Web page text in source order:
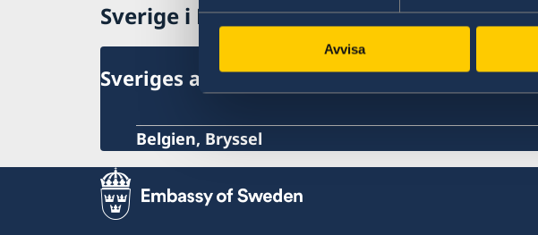
Avvisa
Aktuella händelser
Allmänna säkerhetsläget
Terrorism
Naturförhållanden och katastrofer
Hälso- och sjukvård
Resa i landet
Lokala lagar och sedvänjor
Kriminalitet och personlig säkerhet
Trafiksäkerhet
Övriga upplysningar
Sverige i Belgien
Sveriges ambassad
Belgien, Bryssel